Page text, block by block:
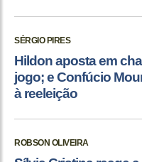
SÉRGIO PIRES
Hildon aposta em
jogo; e Confúcio
à reeleição
ROBSON OLIVEIRA